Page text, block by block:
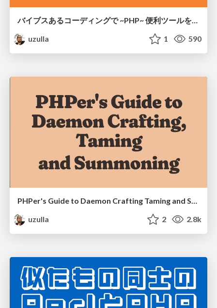
uzulla
1 590
PHPer's Guide to Daemon Crafting Taming and Summoning
uzulla
2 2.8k